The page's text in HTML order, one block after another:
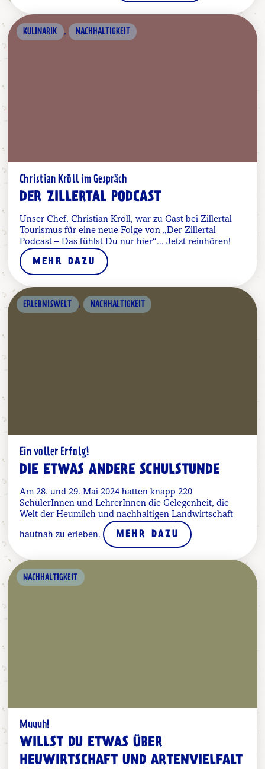
KULINARIK , NACHHALTIGKEIT
Christian Kröll im Gespräch
DER ZILLERTAL PODCAST
Unser Chef, Christian Kröll, war zu Gast bei Zillertal
Tourismus für eine neue Folge von „Der Zillertal
Podcast – Das fühlst Du nur hier“... Jetzt reinhören!
MEHR DAZU
ERLEBNISWELT , NACHHALTIGKEIT
Ein voller Erfolg!
DIE ETWAS ANDERE SCHULSTUNDE
Am 28. und 29. Mai 2024 hatten knapp 220
SchülerInnen und LehrerInnen die Gelegenheit, die
Welt der Heumilch und nachhaltigen Landwirtschaft
hautnah zu erleben. MEHR DAZU
NACHHALTIGKEIT
Muuuh!
WILLST DU ETWAS ÜBER
HEUWIRTSCHAFT UND ARTENVIELFALT